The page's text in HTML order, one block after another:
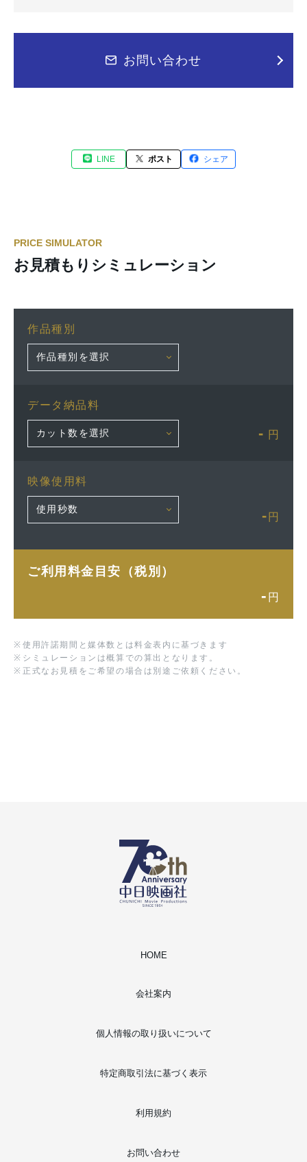
お問い合わせ
LINE ポスト シェア
PRICE SIMULATOR
お見積もりシミュレーション
作品種別
データ納品料
- 円
映像使用料
- 円
ご利用料金目安（税別）
- 円
※ 使用許諾期間と媒体数とは料金表内に基づきます
※ シミュレーションは概算での算出となります。
※ 正式なお見積をご希望の場合は別途ご依頼ください。
HOME
会社案内
個人情報の取り扱いについて
特定商取引法に基づく表示
利用規約
お問い合わせ